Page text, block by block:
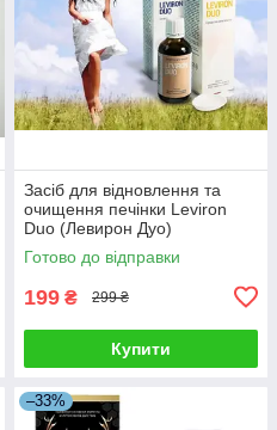
Засіб для відновлення та
очищення печінки Leviron
Duo (Левирон Дуо)
Готово до відправки
199 ₴ 299 ₴
Купити
–33%